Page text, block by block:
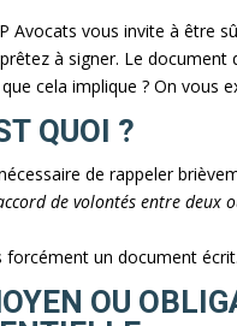
Avocats vous invite à être
à signer. Le
cela implique ? On vous
QUOI ?
de rappeler
de volontés entre
forcément un document
OU